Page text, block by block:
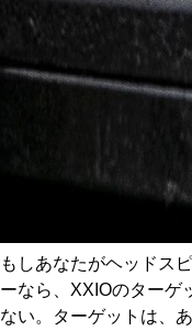
もしあなたがヘッドス
ーなら、XXIOのターゲ
ない。ターゲットは、